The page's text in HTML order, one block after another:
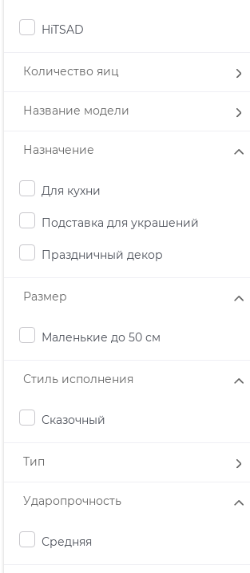
HiTSAD
Количество яиц
Название модели
Назначение
Для кухни
Подставка для украшений
Праздничный декор
Размер
Маленькие до 50 см
Стиль исполнения
Сказочный
Тип
Ударопрочность
Средняя